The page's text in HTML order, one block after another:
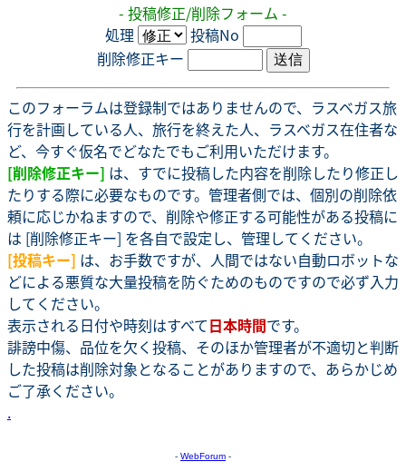
- 投稿修正/削除フォーム -
処理
投稿No
削除修正キー
このフォーラムは登録制ではありませんので、ラスベガス旅
行を計画している人、旅行を終えた人、ラスベガス在住者な
ど、今すぐ仮名でどなたでもご利用いただけます。
[削除修正キー] は、すでに投稿した内容を削除したり修正し
たりする際に必要なものです。管理者側では、個別の削除依
頼に応じかねますので、削除や修正する可能性がある投稿に
は [削除修正キー] を各自で設定し、管理してください。
[投稿キー] は、お手数ですが、人間ではない自動ロボットな
どによる悪質な大量投稿を防ぐためのものですので必ず入力
してください。
表示される日付や時刻はすべて日本時間です。
誹謗中傷、品位を欠く投稿、そのほか管理者が不適切と判断
した投稿は削除対象となることがありますので、あらかじめ
ご了承ください。
.
- WebForum -